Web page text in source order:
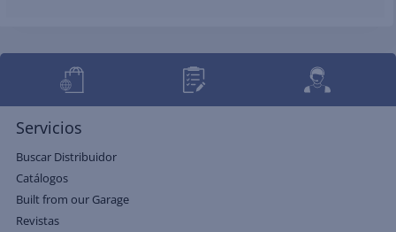
Servicios
Buscar Distribuidor
Catálogos
Built from our Garage
Revistas